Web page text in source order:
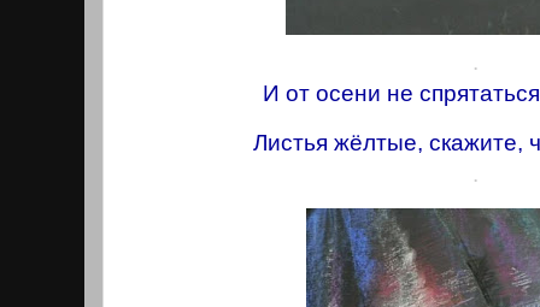
.
И от осени не
Листья жёлтые, скажите,
.